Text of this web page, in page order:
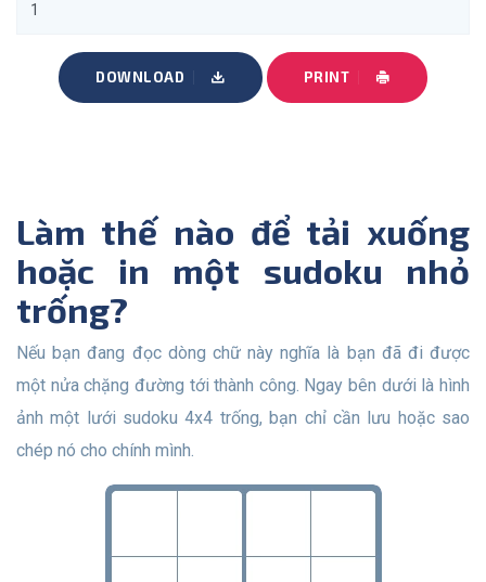
DOWNLOAD PRINT
Làm thế nào để tải xuống
hoặc in một sudoku nhỏ
trống?
Nếu bạn đang đọc dòng chữ này nghĩa là bạn đã đi được
một nửa chặng đường tới thành công. Ngay bên dưới là hình
ảnh một lưới sudoku 4x4 trống, bạn chỉ cần lưu hoặc sao
chép nó cho chính mình.